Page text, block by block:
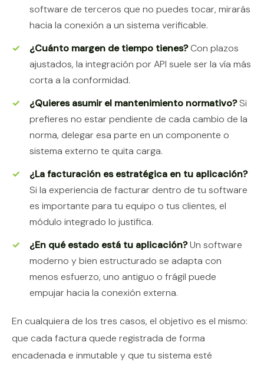
software de terceros que no puedes tocar, mirarás
hacia la conexión a un sistema verificable.
¿Cuánto margen de tiempo tienes?Con plazos
ajustados, la integración por API suele ser la vía más
corta a la conformidad.
¿Quieres asumir el mantenimiento normativo?Si
prefieres no estar pendiente de cada cambio de la
norma, delegar esa parte en un componente o
sistema externo te quita carga.
¿La facturación es estratégica en tu aplicación?
Si la experiencia de facturar dentro de tu software
es importante para tu equipo o tus clientes, el
módulo integrado lo justifica.
¿En qué estado está tu aplicación?Un software
moderno y bien estructurado se adapta con
menos esfuerzo, uno antiguo o frágil puede
empujar hacia la conexión externa.
En cualquiera de los tres casos, el objetivo es el mismo:
que cada factura quede registrada de forma
encadenada e inmutable y que tu sistema esté